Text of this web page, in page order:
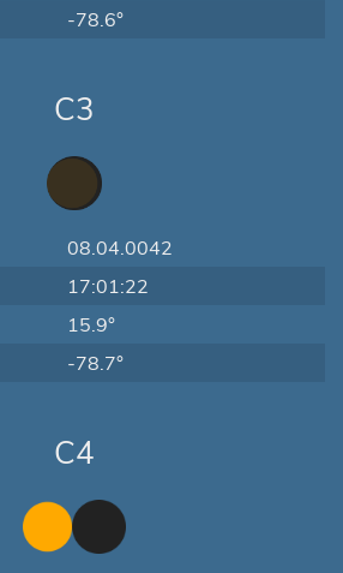
-78.6°
C3
08.04.0042
17:01:22
15.9°
-78.7°
C4